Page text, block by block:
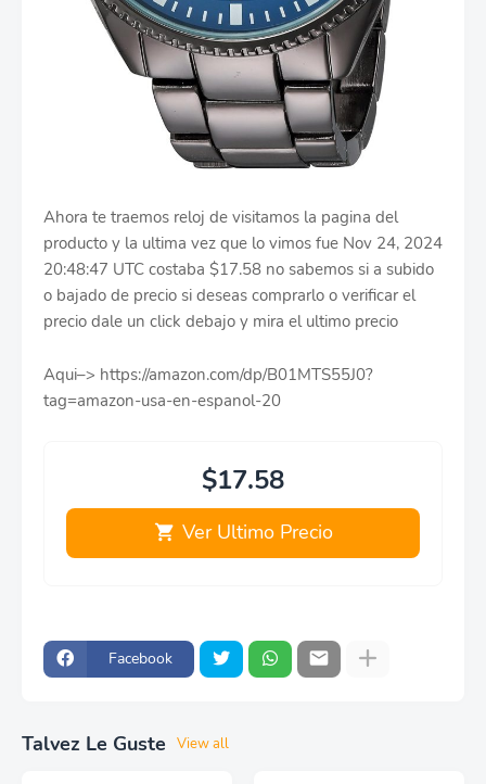
Ahora te traemos reloj de visitamos la pagina del
producto y la ultima vez que lo vimos fue Nov 24, 2024
20:48:47 UTC costaba $17.58 no sabemos si a subido
o bajado de precio si deseas comprarlo o verificar el
precio dale un click debajo y mira el ultimo precio
Aqui–> https://amazon.com/dp/B01MTS55J0?
tag=amazon-usa-en-espanol-20
$17.58
Ver Ultimo Precio
Facebook
Talvez Le Guste View all